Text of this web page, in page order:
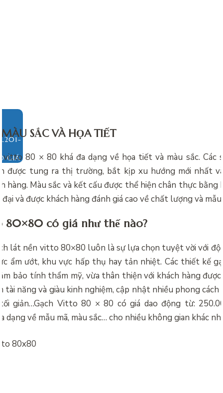
GIÁ
SẮC VÀ HỌA TIẾT
80 × 80 khá đa dạng về họa tiết và màu sắc. Các
được tung ra thị trường, bắt kịp xu hướng mới nhất
hàng. Màu sắc và kết cấu được thể hiện chân thực
và được khách hàng đánh giá cao về chất lượng và mẫu
80×80 có giá như thế nào?
lát nền vitto 80×80 luôn là sự lựa chọn tuyệt vời với độ
ẩm ướt, khu vực hấp thụ hay tản nhiệt. Các thiết kế
bảo tính thẩm mỹ, vừa thân thiện với khách hàng
tài năng và giàu kinh nghiệm, cập nhật nhiều phong cách
giản…Gạch Vitto 80 × 80 có giá dao động từ:
dạng về mẫu mã, màu sắc… cho nhiều không gian khác